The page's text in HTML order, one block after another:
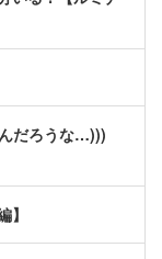
だろうな…)))
】